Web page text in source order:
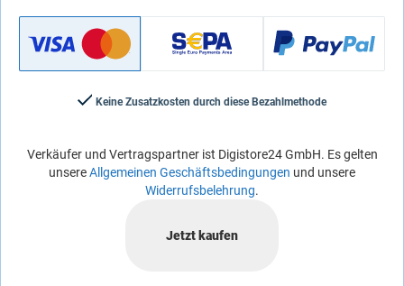
Keine Zusatzkosten durch diese Bezahlmethode
Verkäufer und Vertragspartner ist Digistore24 GmbH. Es gelten
unsereAllgemeinen Geschäftsbedingungen und unsere
Widerrufsbelehrung.
Jetzt kaufen